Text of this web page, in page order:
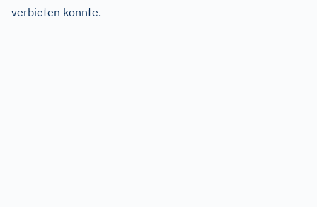
verbieten konnte.